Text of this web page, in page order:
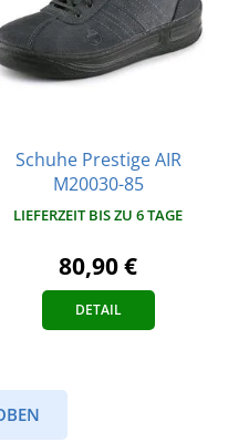
Schuhe Prestige AIR
M20030-85
LIEFERZEIT BIS ZU 6 TAGE
80,90 €
DETAIL